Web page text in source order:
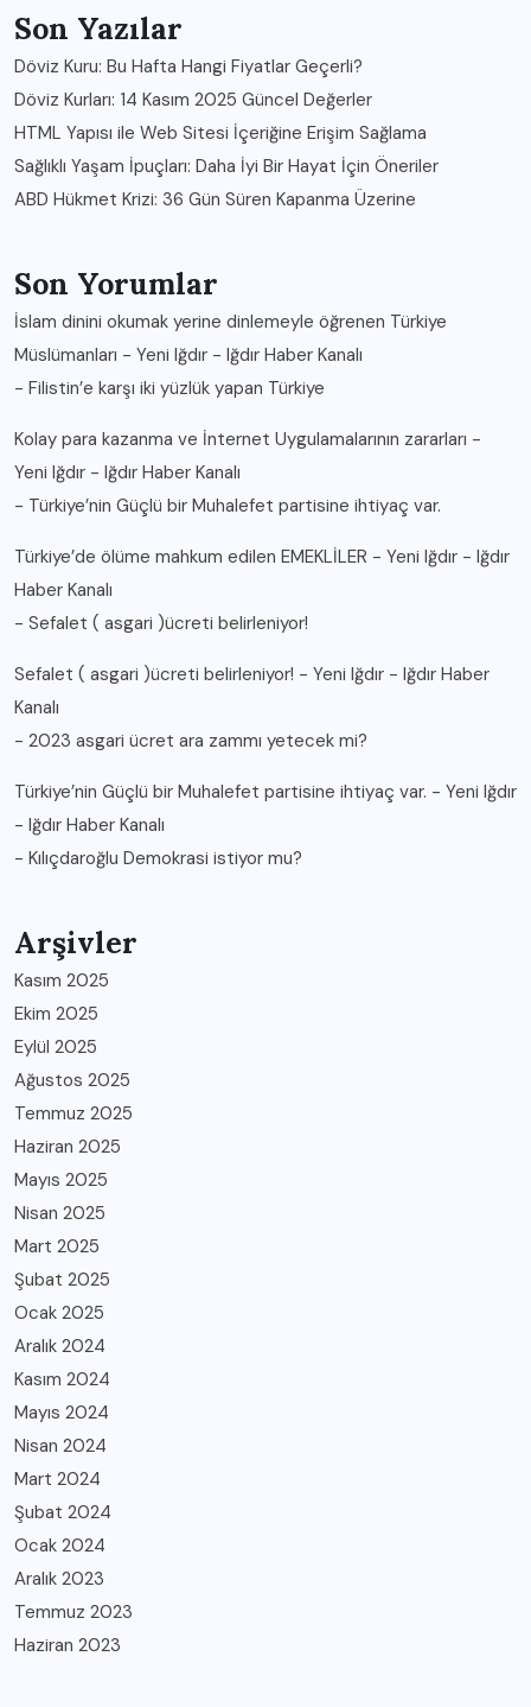
Son Yazılar
Döviz Kuru: Bu Hafta Hangi Fiyatlar Geçerli?
Döviz Kurları: 14 Kasım 2025 Güncel Değerler
HTML Yapısı ile Web Sitesi İçeriğine Erişim Sağlama
Sağlıklı Yaşam İpuçları: Daha İyi Bir Hayat İçin Öneriler
ABD Hükmet Krizi: 36 Gün Süren Kapanma Üzerine
Son Yorumlar
İslam dinini okumak yerine dinlemeyle öğrenen Türkiye
Müslümanları - Yeni Iğdır - Iğdır Haber Kanalı
- Filistin’e karşı iki yüzlük yapan Türkiye
Kolay para kazanma ve İnternet Uygulamalarının zararları -
Yeni Iğdır - Iğdır Haber Kanalı
- Türkiye’nin Güçlü bir Muhalefet partisine ihtiyaç var.
Türkiye’de ölüme mahkum edilen EMEKLİLER - Yeni Iğdır - Iğdır
Haber Kanalı
- Sefalet ( asgari )ücreti belirleniyor!
Sefalet ( asgari )ücreti belirleniyor! - Yeni Iğdır - Iğdır Haber
Kanalı
- 2023 asgari ücret ara zammı yetecek mi?
Türkiye’nin Güçlü bir Muhalefet partisine ihtiyaç var. - Yeni Iğdır
- Iğdır Haber Kanalı
- Kılıçdaroğlu Demokrasi istiyor mu?
Arşivler
Kasım 2025
Ekim 2025
Eylül 2025
Ağustos 2025
Temmuz 2025
Haziran 2025
Mayıs 2025
Nisan 2025
Mart 2025
Şubat 2025
Ocak 2025
Aralık 2024
Kasım 2024
Mayıs 2024
Nisan 2024
Mart 2024
Şubat 2024
Ocak 2024
Aralık 2023
Temmuz 2023
Haziran 2023